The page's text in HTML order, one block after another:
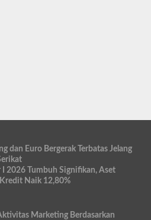
dan Euro Bergerak Terbatas Jelang
2026 Tumbuh Signifikan, Aset
Naik 12,80%
Marketing Berdasarkan